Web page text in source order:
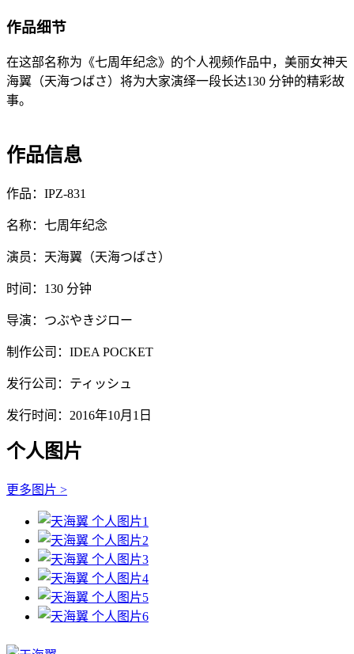
作品细节
在这部名称为《七周年纪念》的个人视频作品中，美丽女神天
海翼（天海つばさ）将为大家演绎一段长达130 分钟的精彩故
事。
作品信息
作品：IPZ-831
名称：七周年纪念
演员：天海翼（天海つばさ）
时间：130 分钟
导演：つぶやきジロー
制作公司：IDEA POCKET
发行公司：ティッシュ
发行时间：2016年10月1日
个人图片
更多图片 >